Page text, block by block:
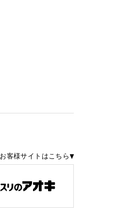
客様サイトはこちら